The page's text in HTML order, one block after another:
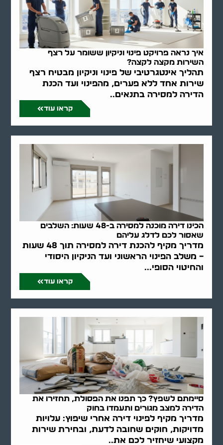
איך נראה פרויקט פינוי וניקיון ששומר על רצף
השירות מקצה לקצה?
תהליך אינטגרטיבי של פינוי וניקיון מבטיח רצף
שירות אחד ללא פערים, מהפינוי ועד הכנת
הדירה למסירה בתנאים..
קראו עוד
הכינו דירה מוכנה למסירה ב-48 שעות: השלבים
שאסור לכם לדלג עליהם
מדריך מקיף להכנת דירה למסירה תוך 48 שעות
– משלב הפינוי הראשוני ועד הניקיון היסודי
והחיטוי הסופי...
קראו עוד
סיימתם לשפץ? כך תפנו את הפסולת, תחזירו את
הדירה למצב מגורים ותעמדו בחוק
מדריך מקיף לפינוי דירה אחרי שיפוץ: עלויות
מדויקות, חוקים שחובה לדעת, ובחירת שירות
מקצועי שיחזיר לכם את..